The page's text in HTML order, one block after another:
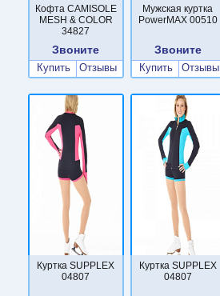
Кофта CAMISOLE
MESH & COLOR
34827
Звоните
Купить Отзывы
Мужская куртка
PowerMAX 00510
Звоните
Купить Отзывы
Куртка SUPPLEX
04807
Куртка SUPPLEX
04807